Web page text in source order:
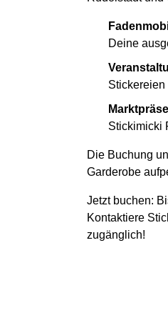
Deine
Stickimicki
Die Buchung
Garderobe
Jetzt buchen:
Kontaktiere
zugänglich!